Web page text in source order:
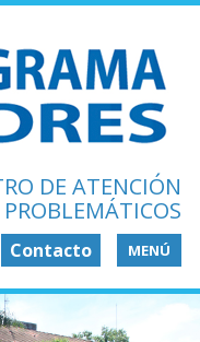
DE ATENCIÓN
MENÚ
Contacto